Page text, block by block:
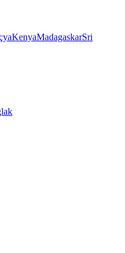
KenyaMadagaskarSri